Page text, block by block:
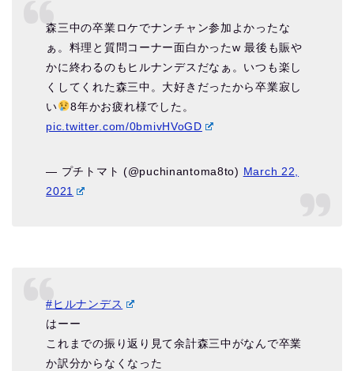
森三中の卒業ロケでナンチャン参加よかったな
ぁ。料理と質問コーナー面白かったw 最後も賑や
かに終わるのもヒルナンデスだなぁ。いつも楽し
くしてくれた森三中。大好きだったから卒業寂し
い
8年かお疲れ様でした。
pic.twitter.com/0bmivHVoGD
— プチトマト (@puchinantoma8to) March 22,
2021
#ヒルナンデス
はーー
これまでの振り返り見て余計森三中がなんで卒業
か訳分からなくなった